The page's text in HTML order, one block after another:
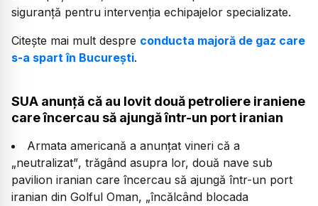
siguranță pentru intervenția echipajelor specializate.
Citește mai mult despre conducta majoră de gaz care
s-a spart în București.
SUA anunță că au lovit două petroliere iraniene
care încercau să ajungă într-un port iranian
Armata americană a anunțat vineri că a
„neutralizat”, trăgând asupra lor, două nave sub
pavilion iranian care încercau să ajungă într-un port
iranian din Golful Oman, „încălcând blocada